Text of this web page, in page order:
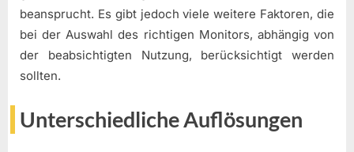
beansprucht. Es gibt jedoch viele weitere Faktoren, die
bei der Auswahl des richtigen Monitors, abhängig von
der beabsichtigten Nutzung, berücksichtigt werden
sollten.
Unterschiedliche Auflösungen